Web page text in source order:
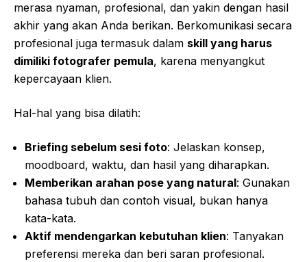
merasa nyaman, profesional, dan yakin dengan hasil
akhir yang akan Anda berikan. Berkomunikasi secara
profesional juga termasuk dalam skill yang harus
dimiliki fotografer pemula, karena menyangkut
kepercayaan klien.
Hal-hal yang bisa dilatih:
Briefing sebelum sesi foto: Jelaskan konsep,
moodboard, waktu, dan hasil yang diharapkan.
Memberikan arahan pose yang natural: Gunakan
bahasa tubuh dan contoh visual, bukan hanya
kata-kata.
Aktif mendengarkan kebutuhan klien: Tanyakan
preferensi mereka dan beri saran profesional.